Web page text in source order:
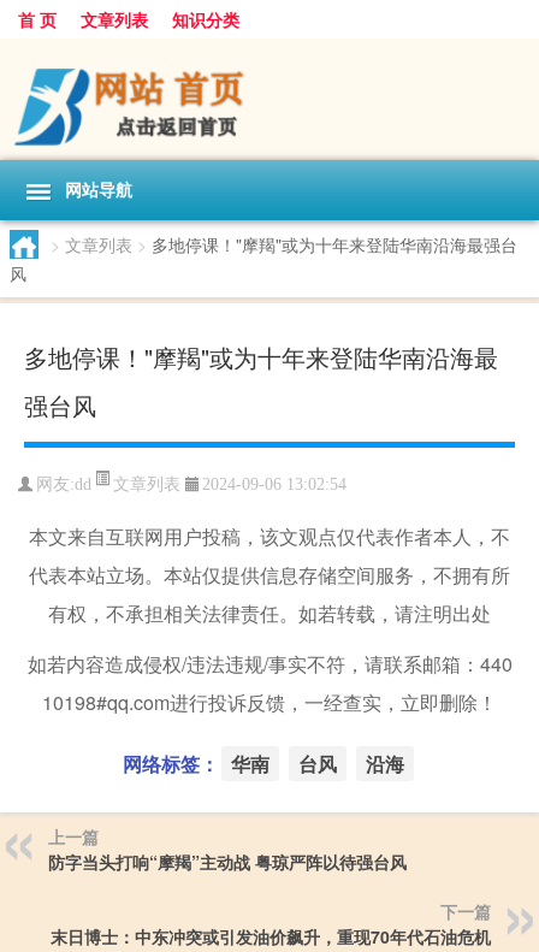
首 页 文章列表 知识分类
网站导航
> 文章列表 > 多地停课！"摩羯"或为十年来登陆华南沿海最强台
风
多地停课！"摩羯"或为十年来登陆华南沿海最
强台风
网友:dd 文章列表 2024-09-06 13:02:54
本文来自互联网用户投稿，该文观点仅代表作者本人，不
代表本站立场。本站仅提供信息存储空间服务，不拥有所
有权，不承担相关法律责任。如若转载，请注明出处
如若内容造成侵权/违法违规/事实不符，请联系邮箱：440
10198#qq.com进行投诉反馈，一经查实，立即删除！
网络标签： 华南 台风 沿海
上一篇
防字当头打响“摩羯”主动战 粤琼严阵以待强台风
下一篇
末日博士：中东冲突或引发油价飙升，重现70年代石油危机